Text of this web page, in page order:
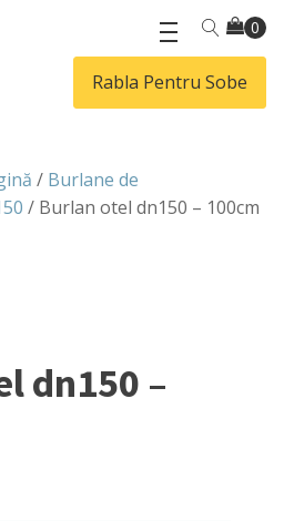
Rabla Pentru Sobe
/ Burlane de
/ Burlan otel dn150 – 100cm
dn150 –